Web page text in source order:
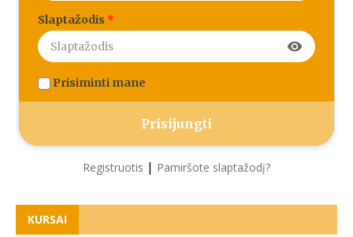
Slaptažodis *
visibility
Prisiminti mane
Registruotis | Pamiršote slaptažodį?
KURSAI